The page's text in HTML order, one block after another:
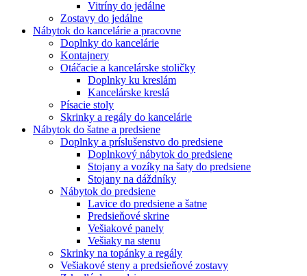
Vitríny do jedálne
Zostavy do jedálne
Nábytok do kancelárie a pracovne
Doplnky do kancelárie
Kontajnery
Otáčacie a kancelárske stoličky
Doplnky ku kreslám
Kancelárske kreslá
Písacie stoly
Skrinky a regály do kancelárie
Nábytok do šatne a predsiene
Doplnky a príslušenstvo do predsiene
Doplnkový nábytok do predsiene
Stojany a vozíky na šaty do predsiene
Stojany na dáždníky
Nábytok do predsiene
Lavice do predsiene a šatne
Predsieňové skrine
Vešiakové panely
Vešiaky na stenu
Skrinky na topánky a regály
Vešiakové steny a predsieňové zostavy